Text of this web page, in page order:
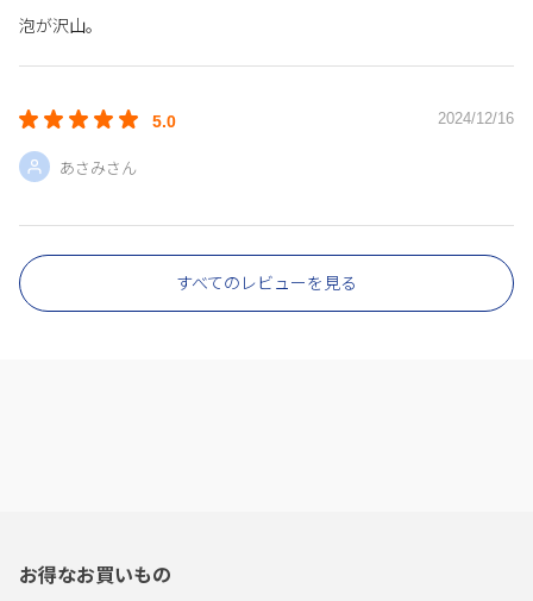
泡が沢山。
5.0 2024/12/16
あさみさん
すべてのレビューを見る
お得なお買いもの